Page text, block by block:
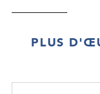
PLUS